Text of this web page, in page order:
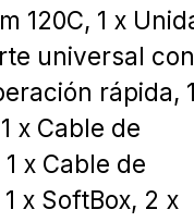
120C, 1 x
universal
rápida,
x Cable de
x Cable de
x SoftBox, 2 x